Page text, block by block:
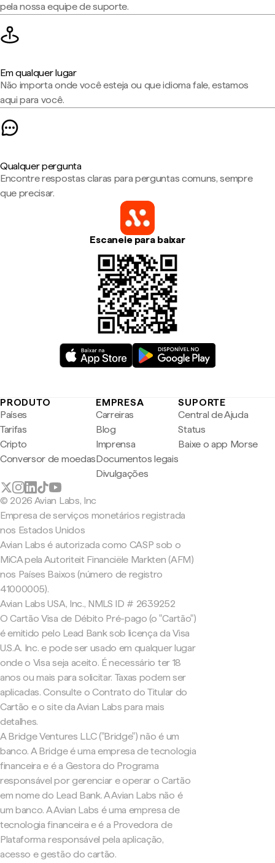
pela nossa equipe de suporte.
Em qualquer lugar
Não importa onde você esteja ou que idioma fale, estamos
aqui para você.
Qualquer pergunta
Encontre respostas claras para perguntas comuns, sempre
que precisar.
Escaneie para baixar
PRODUTO
Países
Tarifas
Cripto
Conversor de moedas
EMPRESA
Carreiras
Blog
Imprensa
Documentos legais
Divulgações
SUPORTE
Central de Ajuda
Status
Baixe o app Morse
© 2026 Avian Labs, Inc
Empresa de serviços monetários registrada
nos Estados Unidos
Avian Labs é autorizada como CASP sob o
MiCA pela Autoriteit Financiële Markten (AFM)
nos Países Baixos (número de registro
41000005).
Avian Labs USA, Inc., NMLS ID # 2639252
O Cartão Visa de Débito Pré-pago (o "Cartão")
é emitido pelo Lead Bank sob licença da Visa
U.S.A. Inc. e pode ser usado em qualquer lugar
onde o Visa seja aceito. É necessário ter 18
anos ou mais para solicitar. Taxas podem ser
aplicadas. Consulte o Contrato do Titular do
Cartão e o site da Avian Labs para mais
detalhes.
A Bridge Ventures LLC ("Bridge") não é um
banco. A Bridge é uma empresa de tecnologia
financeira e é a Gestora do Programa
responsável por gerenciar e operar o Cartão
em nome do Lead Bank. A Avian Labs não é
um banco. A Avian Labs é uma empresa de
tecnologia financeira e é a Provedora de
Plataforma responsável pela aplicação,
acesso e gestão do cartão.